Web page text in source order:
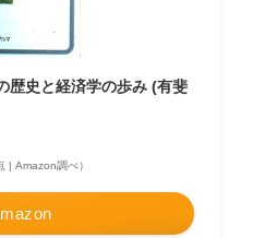
歴史と経済学の歩み (有斐
| Amazon調べ）